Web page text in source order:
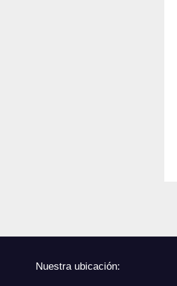
Nuestra ubicación: